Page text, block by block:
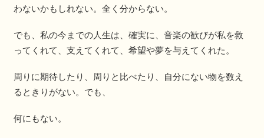
わないかもしれない。全く分からない。
でも、私の今までの人生は、確実に、音楽の歓びが私を救
ってくれて、支えてくれて、希望や夢を与えてくれた。
周りに期待したり、周りと比べたり、自分にない物を数え
るときりがない。でも、
何にもない。